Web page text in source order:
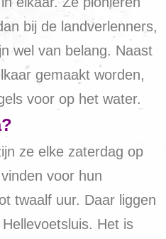
bij de landverlenners,
wel van belang. Naast
gemaakt worden,
voor op het water.
ze elke zaterdag op
voor hun
twaalf uur. Daar liggen
Het is